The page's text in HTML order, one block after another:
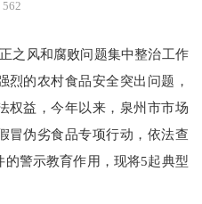
562
风和腐败问题集中整治工作
烈的农村食品安全突出问题，
权益，今年以来，泉州市市场
冒伪劣食品专项行动，依法查
警示教育作用，现将5起典型